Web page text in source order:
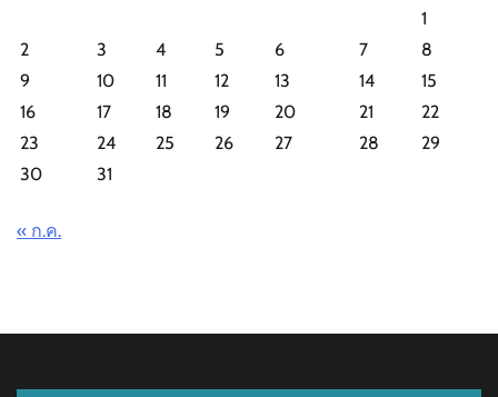
1
2
3 4 5 6 7
8
9
10 11 12 13 14
15
16
17 18 19 20 21
22
23
24 25 26 27 28
29
30
31
« ก.ค.